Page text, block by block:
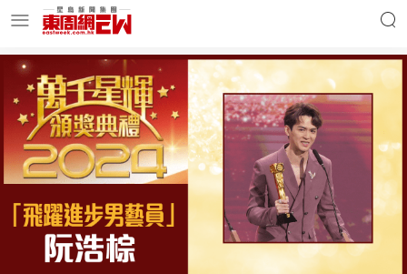
明星名人 時事財經
東周Ladies 優享生活
東周食玩通